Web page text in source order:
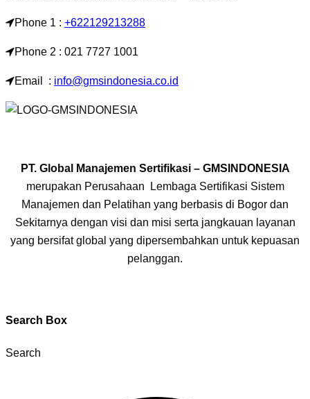
Phone 1 : +622129213288
Phone 2 : 021 7727 1001
Email : info@gmsindonesia.co.id
PT. Global Manajemen Sertifikasi – GMSINDONESIA
merupakan Perusahaan Lembaga Sertifikasi Sistem
Manajemen dan Pelatihan yang berbasis di Bogor dan
Sekitarnya dengan visi dan misi serta jangkauan layanan
yang bersifat global yang dipersembahkan untuk kepuasan
pelanggan.
Search Box
Search